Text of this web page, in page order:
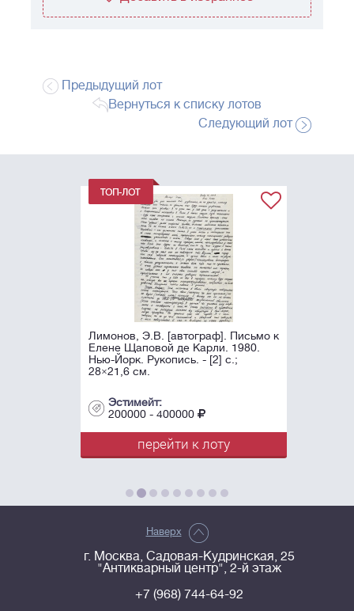
Предыдущий лот
Вернуться к списку лотов
Следующий лот
Лимонов, Э.В. [автограф]. Письмо к
Елене Щаповой де Карли. 1980.
Нью-Йорк. Рукопись. - [2] с.;
28×21,6 см.
Эстимейт:
200000 - 400000
перейти к лоту
Наверх
г. Москва, Садовая-Кудринская, 25
"Антикварный центр", 2-й этаж
+7 (968) 744-64-92